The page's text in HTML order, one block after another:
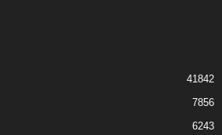
41842
7856
6243